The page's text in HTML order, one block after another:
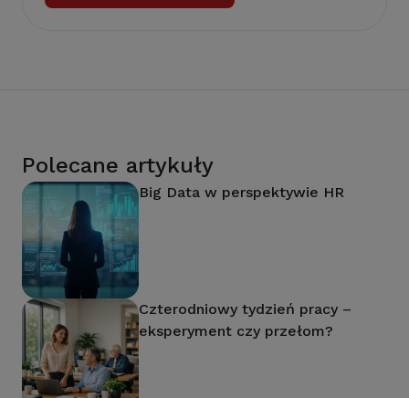
Polecane artykuły
Big Data w perspektywie HR
Czterodniowy tydzień pracy –
eksperyment czy przełom?